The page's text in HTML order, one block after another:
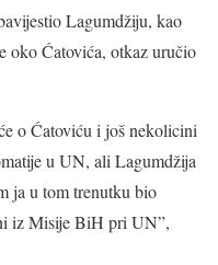
Lagumdžiju, kao
oko Ćatovića, otkaz uručio
o Ćatoviću i još nekolicini
u UN, ali Lagumdžija
ja u tom trenutku bio
iz Misije BiH pri UN”,